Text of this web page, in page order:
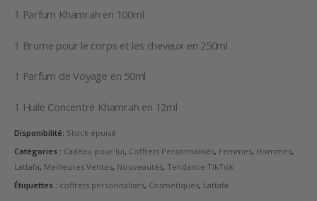
1 Parfum Khamrah en 100ml
1 Brume pour le corps et les cheveux en 250ml
1 Parfum de Voyage en 50ml
1 Huile Concentré Khamrah en 12ml
Disponibilité: Stock épuisé
Catégories : Cadeau pour lui, Coffrets Personnalisés, Femmes, Hommes,
Lattafa, Meilleures Ventes, Nouveautés, Tendance TikTok
Étiquettes : coffrets personnalisés, Cosmétiques, Lattafa